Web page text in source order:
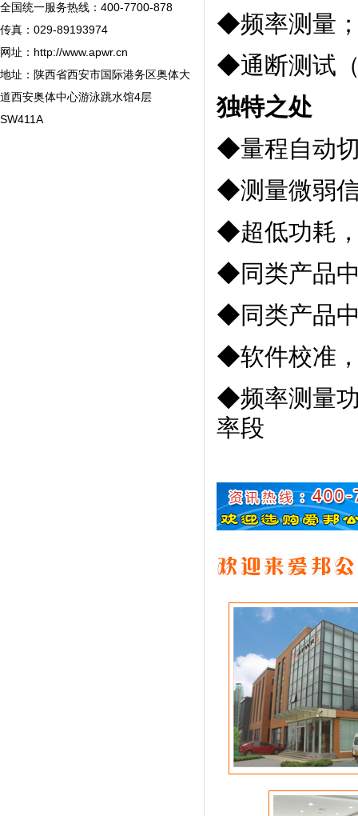
全国统一服务热线：400-7700-878
传真：029-89193974
网址：http://www.apwr.cn
地址：陕西省西安市国际港务区奥体大
道西安奥体中心游泳跳水馆4层
SW411A
◆频率测量
◆通断测试
独特之处
◆量程自动
◆测量微弱
◆超低功耗
◆同类产品
◆同类产品
◆软件校准
◆频率测量
率段